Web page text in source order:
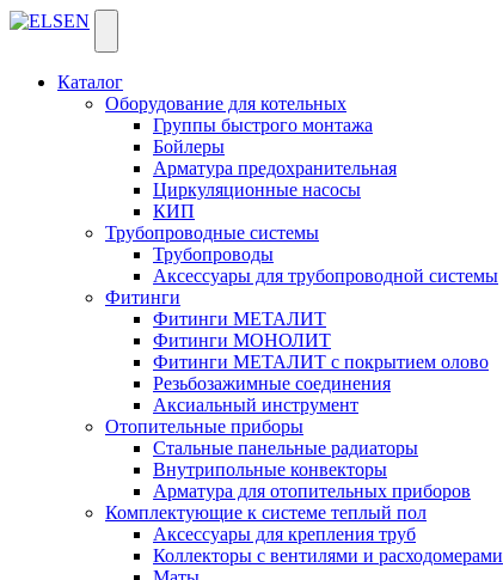
Каталог
Оборудование для котельных
Группы быстрого монтажа
Бойлеры
Арматура предохранительная
Циркуляционные насосы
КИП
Трубопроводные системы
Трубопроводы
Аксессуары для трубопроводной системы
Фитинги
Фитинги МЕТАЛИТ
Фитинги МОНОЛИТ
Фитинги МЕТАЛИТ с покрытием олово
Резьбозажимные соединения
Аксиальный инструмент
Отопительные приборы
Стальные панельные радиаторы
Внутрипольные конвекторы
Арматура для отопительных приборов
Комплектующие к системе теплый пол
Аксессуары для крепления труб
Коллекторы с вентилями и расходомерами